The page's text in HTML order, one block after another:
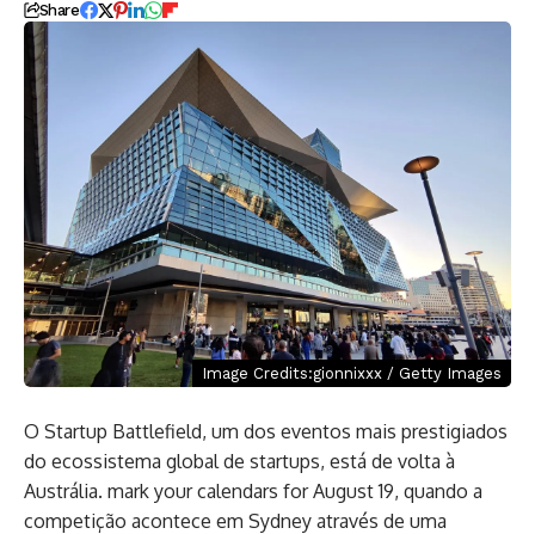
Share
Image Credits:gionnixxx / Getty Images
O Startup Battlefield, um dos eventos mais prestigiados
do ecossistema global de startups, está de volta à
Austrália. mark your calendars for August 19, quando a
competição acontece em Sydney através de uma